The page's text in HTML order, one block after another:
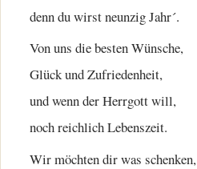
denn du wirst neunzig Jahr´.
Von uns die besten Wünsche,
Glück und Zufriedenheit,
und wenn der Herrgott will,
noch reichlich Lebenszeit.
Wir möchten dir was schenken,